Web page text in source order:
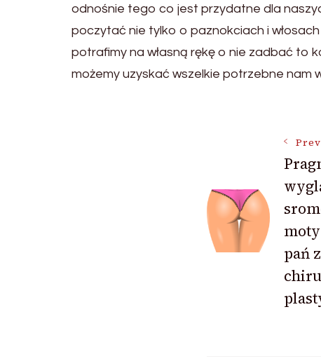
odnośnie tego co jest przydatne dla
poczytać nie tylko o paznokciach i
potrafimy na własną rękę o nie zadbać to
możemy uzyskać wszelkie potrzebne nam
pań